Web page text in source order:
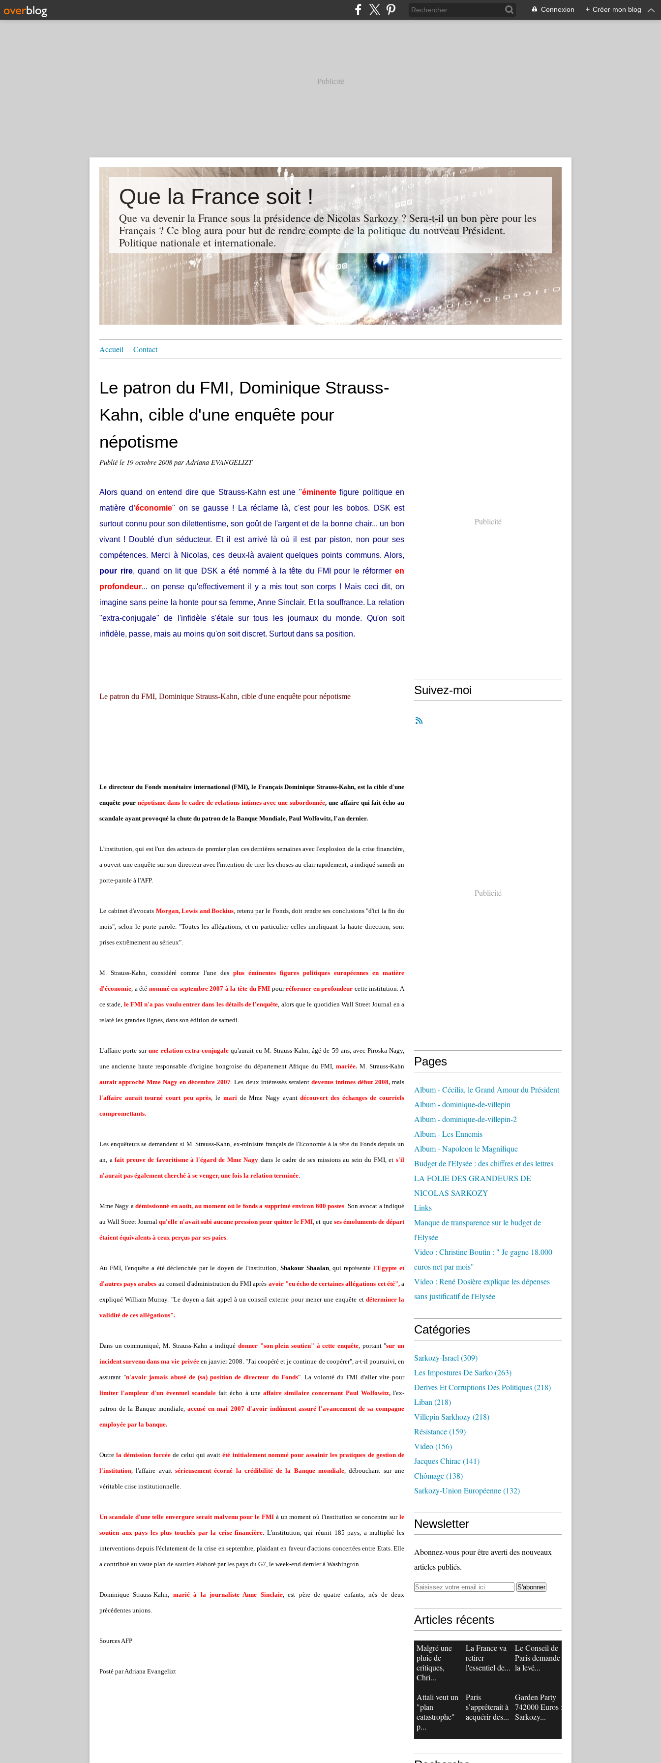
Connexion + Créer mon blog
Publicité
Que la France soit !
Que va devenir la France sous la présidence de Nicolas Sarkozy ? Sera-t-il un bon père pour les
Français ? Ce blog aura pour but de rendre compte de la politique du nouveau Président.
Politique nationale et internationale.
Accueil Contact
Le patron du FMI, Dominique Strauss-
Kahn, cible d'une enquête pour
népotisme
Publié le 19 octobre 2008 par Adriana EVANGELIZT
Alors quand on entend dire que Strauss-Kahn est une "éminentefigure politique en
matière d'économie" on se gausse ! La réclame là, c'est pour les bobos. DSK est
surtout connu pour son dilettentisme, son goût de l'argent et de la bonne chair... un bon
vivant ! Doublé d'un séducteur. Et il est arrivé là où il est par piston, non pour ses
compétences. Merci à Nicolas, ces deux-là avaient quelques points communs. Alors,
pour rire, quand on lit que DSK a été nommé à la tête du FMI pour le réformeren
profondeur... on pense qu'effectivement il y a mis tout son corps ! Mais ceci dit, on
imagine sans peine la honte pour sa femme, Anne Sinclair. Et la souffrance. La relation
"extra-conjugale" de l'infidèle s'étale sur tous les journaux du monde. Qu'on soit
infidèle, passe, mais au moins qu'on soit discret. Surtout dans sa position.
Le patron du FMI, Dominique Strauss-Kahn, cible d'une enquête pour népotisme
Le directeur du Fonds monétaire international (FMI), le Français Dominique Strauss-Kahn, est la cible d'une
enquête pour népotisme dans le cadre de relations intimes avec une subordonnée, une affaire qui fait écho au
scandale ayant provoqué la chute du patron de la Banque Mondiale, Paul Wolfowitz, l'an dernier.
L'institution, qui est l'un des acteurs de premier plan ces dernières semaines avec l'explosion de la crise financière,
a ouvert une enquête sur son directeur avec l'intention de tirer les choses au clair rapidement, a indiqué samedi un
porte-parole à l'AFP.
Le cabinet d'avocats Morgan, Lewis and Bockius, retenu par le Fonds, doit rendre ses conclusions "d'ici la fin du
mois", selon le porte-parole. "Toutes les allégations, et en particulier celles impliquant la haute direction, sont
prises extrêmement au sérieux".
M. Strauss-Kahn, considéré comme l'une des plus éminentes figures politiques européennes en matière
d'économie, a été nommé en septembre 2007 à la tête du FMI pourréformer en profondeur cette institution. A
ce stade, le FMI n'a pas voulu entrer dans les détails de l'enquête, alors que le quotidien Wall Street Journal en a
relaté les grandes lignes, dans son édition de samedi.
L'affaire porte surune relation extra-conjugalequ'aurait eu M. Strauss-Kahn, âgé de 59 ans, avec Piroska Nagy,
une ancienne haute responsable d'origine hongroise du département Afrique du FMI, mariée. M. Strauss-Kahn
aurait approché Mme Nagy en décembre 2007. Les deux intéressés seraient devenus intimes début 2008,mais
l'affaire aurait tourné court peu après, le maride Mme Nagy ayantdécouvert des échanges de courriels
compromettants.
Les enquêteurs se demandent si M. Strauss-Kahn, ex-ministre français de l'Economie à la tête du Fonds depuis un
an, afait preuve de favoritisme à l'égard de Mme Nagy dans le cadre de ses missions au sein du FMI, ets'il
n'aurait pas également cherché à se venger, une fois la relation terminée.
Mme Nagy adémissionné en août, au moment où le fonds a supprimé environ 600 postes. Son avocat a indiqué
au Wall Street Journalqu'elle n'avait subi aucune pression pour quitter le FMI, et que ses émoluments de départ
étaient équivalents à ceux perçus par ses pairs.
Au FMI, l'enquête a été déclenchée par le doyen de l'institution, Shakour Shaalan, qui représentel'Egypte et
d'autres pays arabes au conseil d'administration du FMI après avoir "eu écho de certaines allégations cet été",a
expliqué William Murray. "Le doyen a fait appel à un conseil externe pour mener une enquête et déterminer la
validité de ces allégations".
Dans un communiqué, M. Strauss-Kahn a indiqué donner "son plein soutien" à cette enquête, portant "sur un
incident survenu dans ma vie privéeen janvier 2008. "J'ai coopéré et je continue de coopérer", a-t-il poursuivi, en
assurant "n'avoir jamais abusé de (sa) position de directeur du Fonds". La volonté du FMI d'aller vite pour
limiter l'ampleur d'un éventuel scandalefait écho à une affaire similaire concernant Paul Wolfowitz,l'ex-
patron de la Banque mondiale,accusé en mai 2007 d'avoir indûment assuré l'avancement de sa compagne
employée par la banque.
Outrela démission forcéede celui qui avaitété initialement nommé pour assainir les pratiques de gestion de
l'institution, l'affaire avait sérieusement écorné la crédibilité de la Banque mondiale, débouchant sur une
véritable crise institutionnelle.
Un scandale d'une telle envergure serait malvenu pour le FMI à un moment où l'institution se concentre sur le
soutien aux pays les plus touchés par la crise financière. L'institution, qui réunit 185 pays, a multiplié les
interventions depuis l'éclatement de la crise en septembre, plaidant en faveur d'actions concertées entre Etats. Elle
a contribué au vaste plan de soutien élaboré par les pays du G7, le week-end dernier à Washington.
Dominique Strauss-Kahn, marié à la journaliste Anne Sinclair, est père de quatre enfants, nés de deux
précédentes unions.
Sources AFP
Posté par Adriana Evangelizt
Publicité
Suivez-moi
Publicité
Pages
Album - Cécilia, le Grand Amour du Président
Album - dominique-de-villepin
Album - dominique-de-villepin-2
Album - Les Ennemis
Album - Napoleon le Magnifique
Budget de l'Elysée : des chiffres et des lettres
LA FOLIE DES GRANDEURS DE
NICOLAS SARKOZY
Links
Manque de transparence sur le budget de
l'Elysée
Video : Christine Boutin : " Je gagne 18.000
euros net par mois"
Video : René Dosière explique les dépenses
sans justificatif de l'Elysée
Catégories
Sarkozy-Israel (309)
Les Impostures De Sarko(263)
Derives Et Corruptions Des Politiques(218)
Liban (218)
Villepin Sarkhozy(218)
Résistance(159)
Video(156)
Jacques Chirac(141)
Chômage(138)
Sarkozy-Union Européenne(132)
Newsletter
Abonnez-vous pour être averti des nouveaux
articles publiés.
Articles récents
Malgré une
pluie de
critiques,
Chri...
La France va
retirer
l'essentiel de...
Le Conseil de
Paris demande
la levé...
Attali veut un
"plan
catastrophe"
p...
Paris
s’apprêterait à
acquérir des...
Garden Party
742000 Euros :
Sarkozy...